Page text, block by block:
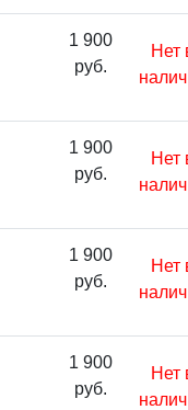
1 900
руб.
Нет
1 900
руб.
Нет
1 900
руб.
Нет
1 900
руб.
Нет